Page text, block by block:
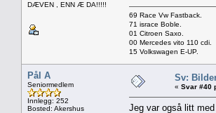
DÆVEN , ENN Æ DA!!!!!
69 Race Vw Fastback.
71 israce Boble.
01 Citroen Saxo.
00 Mercedes vito 110 cdi.
15 Volkswagen E-UP.
Pål A
Seniormedlem
Innlegg: 252
Bosted: Akershus
Sv:
« Svar #40
Jeg var også litt